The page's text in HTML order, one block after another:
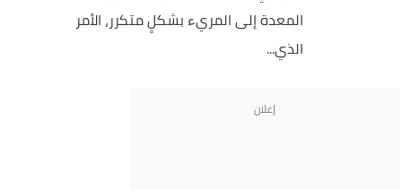
المعدة إلى المريء بشكلٍ متكرر، الأمر
الذي...